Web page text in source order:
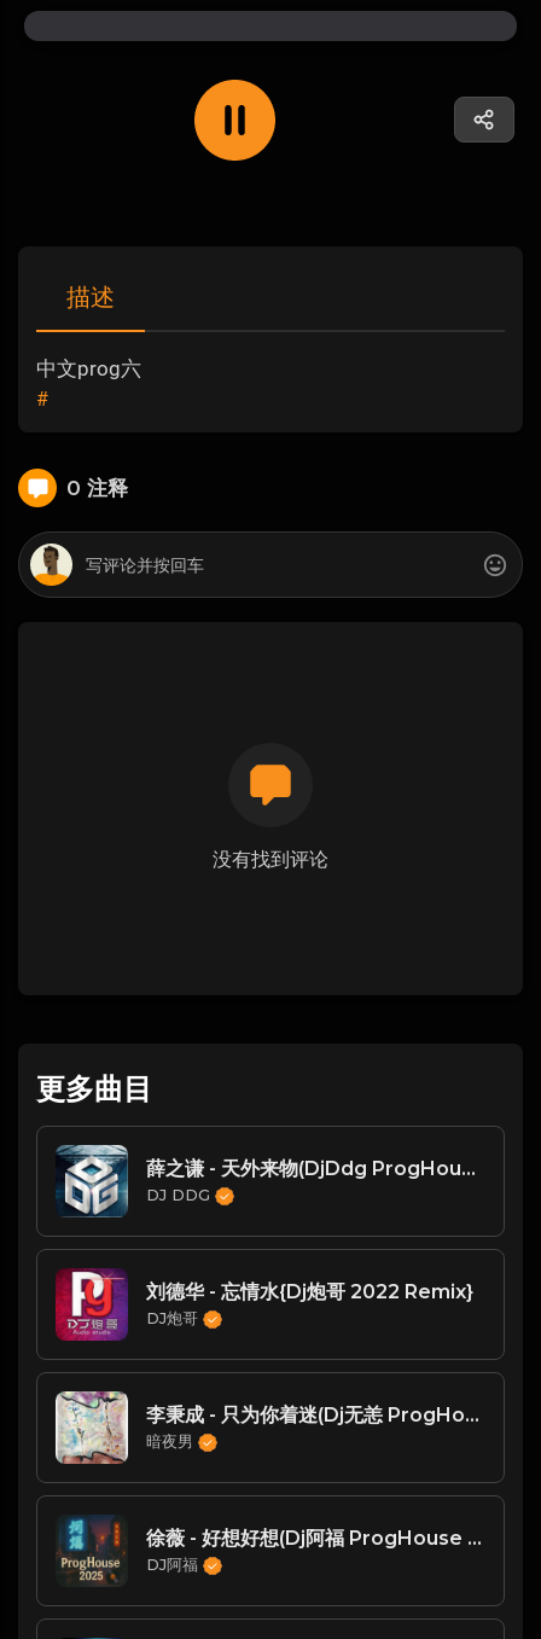
描述
中文prog六
#
0 注释
没有找到评论
更多曲目
薛之谦 - 天外来物(DjDdg ProgHouse Rmx 2024)
DJ DDG
刘德华 - 忘情水{Dj炮哥 2022 Remix}
DJ炮哥
李秉成 - 只为你着迷(Dj无恙 ProgHouse Rmx 2025无心睡眠鼓) -
暗夜男
徐薇 - 好想好想(Dj阿福 ProgHouse Mix国语女)
DJ阿福